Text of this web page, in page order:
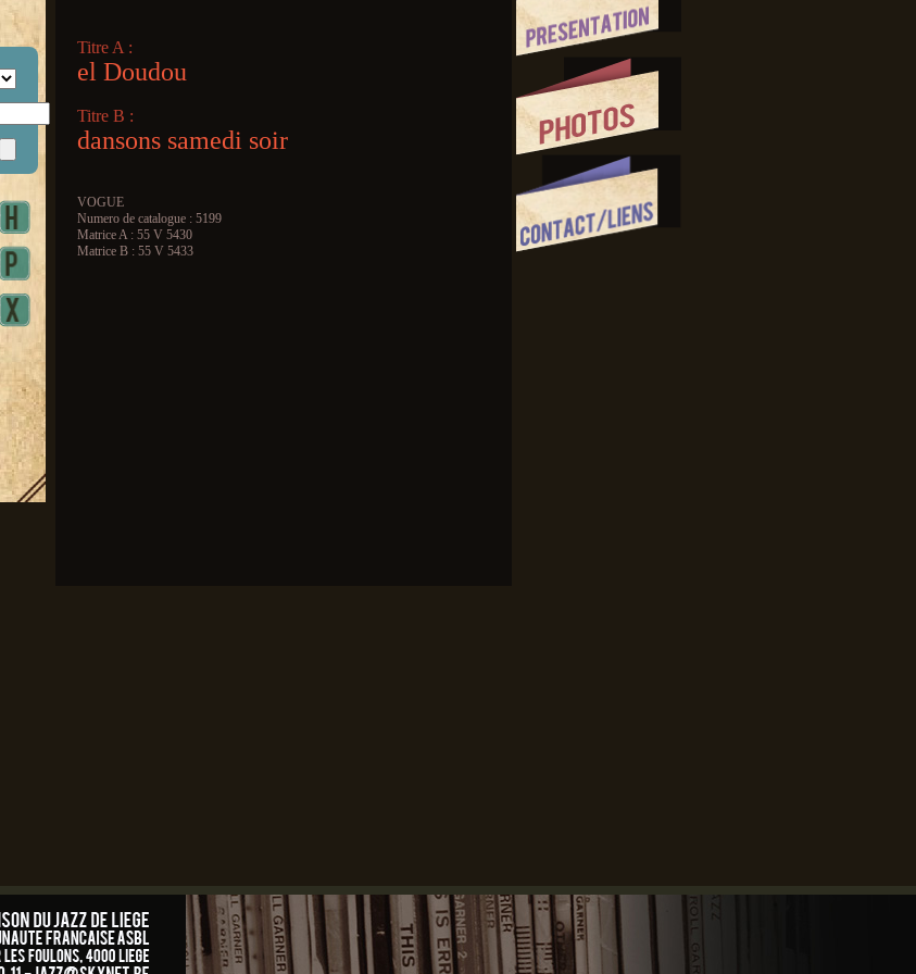
Titre A :
el Doudou
Titre B :
dansons samedi soir
VOGUE
Numero de catalogue : 5199
Matrice A : 55 V 5430
Matrice B : 55 V 5433